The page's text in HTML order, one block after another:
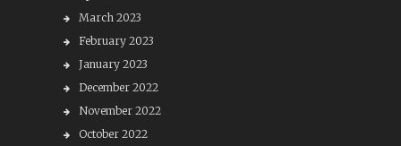
March 2023
February 2023
January 2023
December 2022
November 2022
October 2022